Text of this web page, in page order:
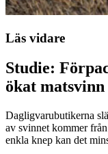
Läs vidare
Studie:
ökat matsvinn
Dagligvarubutikerna
av svinnet kommer
enkla knep kan det